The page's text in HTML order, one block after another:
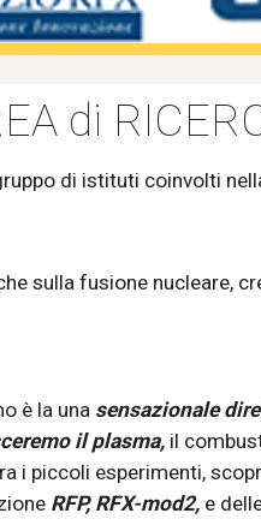
di
di istituti coinvolti
sulla fusione nucleare,
è la una sensazionale
il plasma, il
i piccoli esperimenti,
RFP, RFX-mod2, e